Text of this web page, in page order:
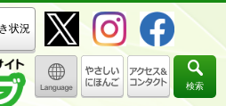
状況
検索